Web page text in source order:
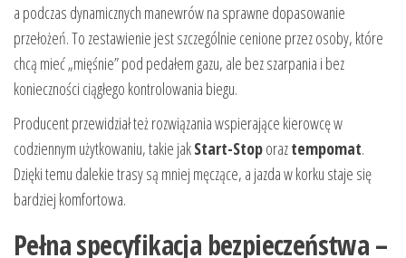
a podczas dynamicznych manewrów na sprawne dopasowanie
przełożeń. To zestawienie jest szczególnie cenione przez osoby, które
chcą mieć „mięśnie” pod pedałem gazu, ale bez szarpania i bez
konieczności ciągłego kontrolowania biegu.
Producent przewidział też rozwiązania wspierające kierowcę w
codziennym użytkowaniu, takie jakStart-Stoporaztempomat.
Dzięki temu dalekie trasy są mniej męczące, a jazda w korku staje się
bardziej komfortowa.
Pełna specyfikacja bezpieczeństwa –